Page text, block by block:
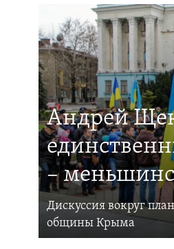
Андрей
–
Дискуссия вокруг
общины Крыма